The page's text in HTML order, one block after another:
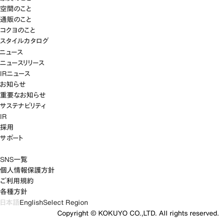
空間のこと
通販のこと
コクヨのこと
スタイルカタログ
ニュース
ニュースリリース
IRニュース
お知らせ
重要なお知らせ
サステナビリティ
IR
採用
サポート
SNS一覧
個人情報保護方針
ご利用規約
各種方針
日本語EnglishSelect Region
Copyright © KOKUYO CO.,LTD. All rights reserved.